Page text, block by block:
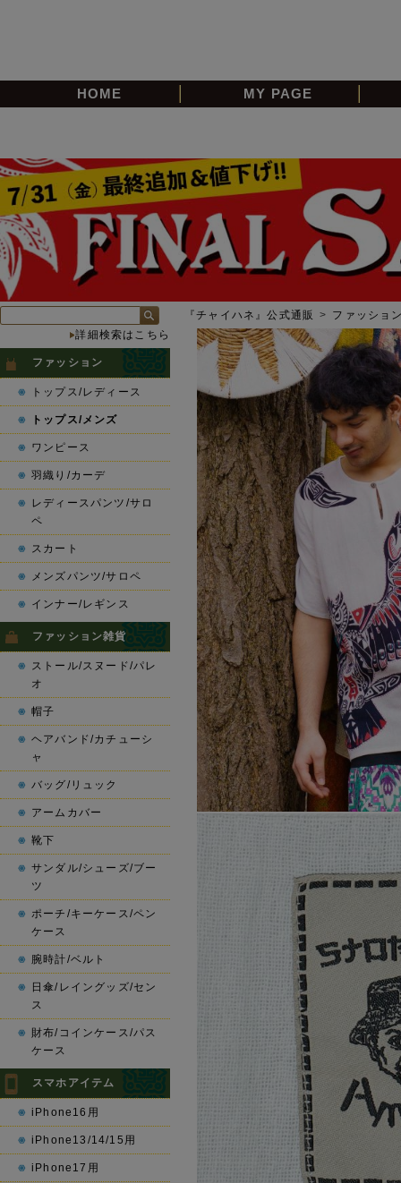
HOME MY PAGE
『チャイハネ』公式通販 > ファッショ
詳細検索はこちら
ファッション
トップス/レディース
トップス/メンズ
ワンピース
羽織り/カーデ
レディースパンツ/サロ
ペ
スカート
メンズパンツ/サロペ
インナー/レギンス
ファッション雑貨
ストール/スヌード/パレ
オ
帽子
ヘアバンド/カチューシ
ャ
バッグ/リュック
アームカバー
靴下
サンダル/シューズ/ブー
ツ
ポーチ/キーケース/ペン
ケース
腕時計/ベルト
日傘/レイングッズ/セン
ス
財布/コインケース/パス
ケース
スマホアイテム
iPhone16用
iPhone13/14/15用
iPhone17用